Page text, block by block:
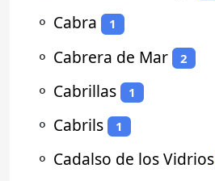
⚬ Cabra 1
⚬ Cabrera de Mar 2
⚬ Cabrillas 1
⚬ Cabrils 1
⚬ Cadalso de los Vidrios